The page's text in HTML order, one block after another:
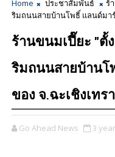
Home ประชาสัมพันธ์
ร้
ริมถนนสายบ้านโพธิ์ แลนด์มา
ร้านขนมเปี๊ยะ "ตั้
ริมถนนสายบ้านโ
ของ จ.ฉะเชิงเทรา
Go Ahead News 3